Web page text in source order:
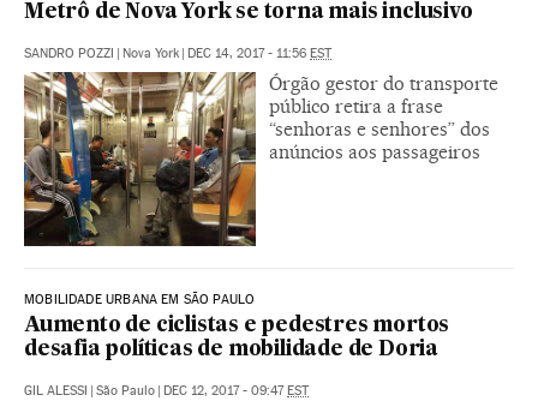
Metrô de Nova York se torna mais inclusivo
SANDRO POZZI | Nova York | DEC 14, 2017 - 11:56 EST
Órgão gestor do transporte
público retira a frase
“senhoras e senhores” dos
anúncios aos passageiros
MOBILIDADE URBANA EM SÃO PAULO
Aumento de ciclistas e pedestres mortos
desafia políticas de mobilidade de Doria
GIL ALESSI | São Paulo | DEC 12, 2017 - 09:47EST